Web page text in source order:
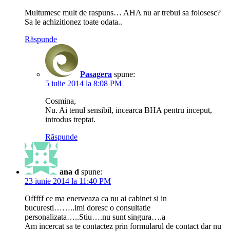
Multumesc mult de raspuns… AHA nu ar trebui sa folosesc?
Sa le achizitionez toate odata..
Răspunde
Pasagera spune:
5 iulie 2014 la 8:08 PM
Cosmina,
Nu. Ai tenul sensibil, incearca BHA pentru inceput,
introdus treptat.
Răspunde
ana d spune:
23 iunie 2014 la 11:40 PM
Offfff ce ma enerveaza ca nu ai cabinet si in
bucuresti……..imi doresc o consultatie
personalizata…..Stiu….nu sunt singura….a
Am incercat sa te contactez prin formularul de contact dar nu